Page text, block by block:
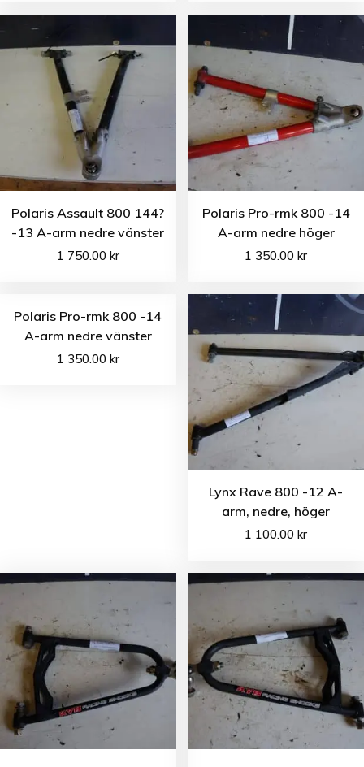
Polaris Assault 800 144?
-13 A-arm nedre vänster
1 750.00 kr
Polaris Pro-rmk 800 -14
A-arm nedre höger
1 350.00kr
Polaris Pro-rmk 800 -14
A-arm nedre vänster
1 350.00 kr
Lynx Rave 800 -12 A-
arm, nedre, höger
1 100.00kr